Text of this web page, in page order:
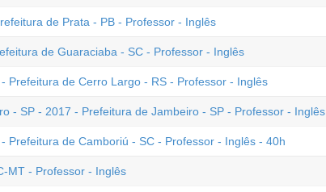
de Prata - PB - Professor - Inglês
de Guaraciaba - SC - Professor - Inglês
- Prefeitura de Cerro Largo - RS - Professor - Inglês
- SP - 2017 - Prefeitura de Jambeiro - SP - Professor - Inglês
Prefeitura de Camboriú - SC - Professor - Inglês - 40h
MT - Professor - Inglês